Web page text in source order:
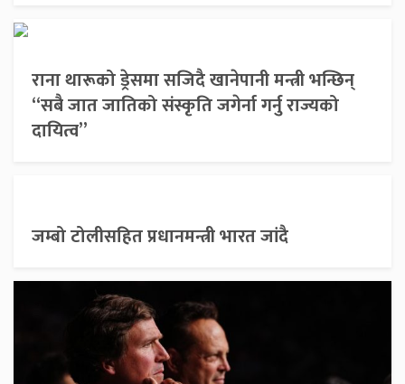
राना थारूको ड्रेसमा सजिदै खानेपानी मन्त्री भन्छिन्
“सबै जात जातिको संस्कृति जगेर्ना गर्नु राज्यको
दायित्व”
जम्बो टोलीसहित प्रधानमन्त्री भारत जांदै